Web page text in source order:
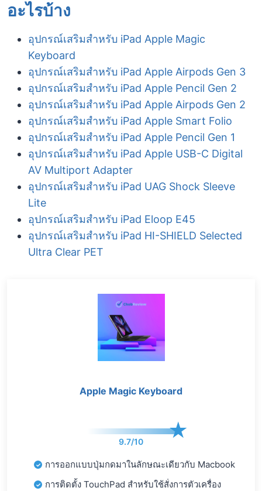
อะไรบ้าง
อุปกรณ์เสริมสำหรับ iPad Apple Magic
Keyboard
อุปกรณ์เสริมสำหรับ iPad Apple Airpods Gen 3
อุปกรณ์เสริมสำหรับ iPad Apple Pencil Gen 2
อุปกรณ์เสริมสำหรับ iPad Apple Airpods Gen 2
อุปกรณ์เสริมสำหรับ iPad Apple Smart Folio
อุปกรณ์เสริมสำหรับ iPad Apple Pencil Gen 1
อุปกรณ์เสริมสำหรับ iPad Apple USB-C Digital
AV Multiport Adapter
อุปกรณ์เสริมสำหรับ iPad UAG Shock Sleeve
Lite
อุปกรณ์เสริมสำหรับ iPad Eloop E45
อุปกรณ์เสริมสำหรับ iPad HI-SHIELD Selected
Ultra Clear PET
Apple Magic Keyboard
9.7/10
การออกแบบปุ่มกดมาในลักษณะเดียวกับ Macbook
การติดตั้ง TouchPad สำหรับใช้สั่งการตัวเครื่อง